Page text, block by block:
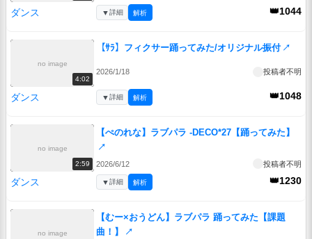
ダンス 👑1044
▼詳細 解析
no image
4:02
【ｻﾗ】フィクサー踊ってみた/オリジナル振付 ↗
2026/1/18 投稿者不明
ダンス 👑1048
▼詳細 解析
no image
2:59
【ぺのれな】ラブパラ -DECO*27【踊ってみた】
↗
2026/6/12 投稿者不明
ダンス 👑1230
▼詳細 解析
no image
【むー×おうどん】ラブパラ 踊ってみた【課題
曲！】
↗